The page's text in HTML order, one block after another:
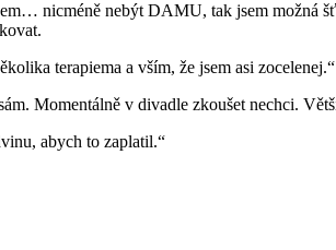
nicméně nebýt DAMU, tak jsem možná
terapiema a vším, že jsem asi zocelenej.“
Momentálně v divadle zkoušet nechci.
abych to zaplatil.“